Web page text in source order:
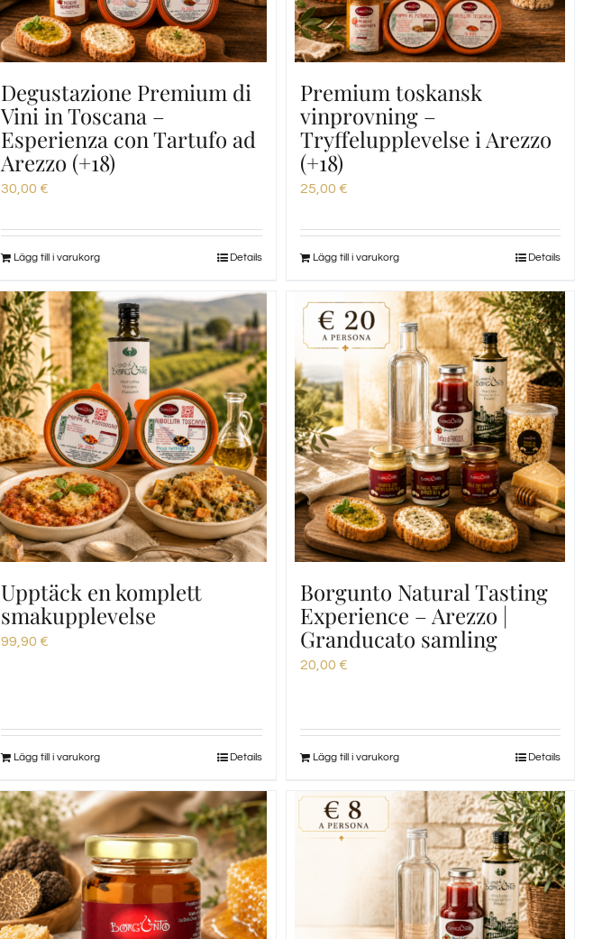
Degustazione Premium di
Vini in Toscana –
Esperienza con Tartufo ad
Arezzo (+18)
30,00 €
Lägg till i varukorg Details
Premium toskansk
vinprovning –
Tryffelupplevelse i Arezzo
(+18)
25,00 €
Lägg till i varukorg Details
Upptäck en komplett
smakupplevelse
99,90 €
Lägg till i varukorg Details
Borgunto Natural Tasting
Experience – Arezzo |
Granducato samling
20,00 €
Lägg till i varukorg Details